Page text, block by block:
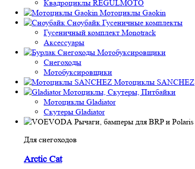
Квадроциклы REGULMOTO
Мотоциклы Gaokin
Сноубайк Гусеничные комплекты
Гусеничный комплект Monotrack
Аксессуары
Снегоходы Мотобуксировщики
Снегоходы
Мотобуксировщики
Мотоциклы SANCHEZ
Мотоциклы, Скутеры, Питбайки
Мотоциклы Gladiator
Скутеры Gladiator
Рычаги, бамперы для BRP и Polaris
Для снегоходов
Arctic Cat